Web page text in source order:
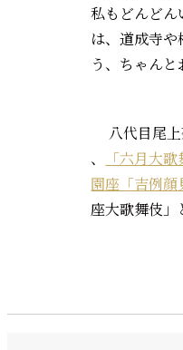
私もどんどん
は、道成寺
う、ちゃん
八代目尾上
、
「六月大歌
園座「吉例顔
座大歌舞伎」